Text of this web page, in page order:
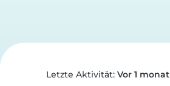
Letzte Aktivität: Vor 1 monat